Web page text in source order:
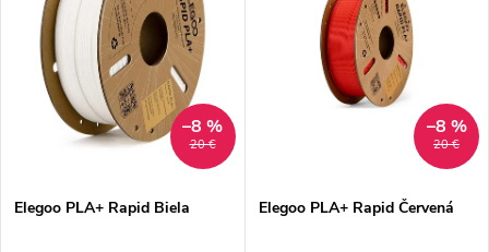
p
p
20 €
–8 %
Elegoo PLA+ Rapid Biela
20 €
–8 %
Elegoo PLA+ Rapid Červená